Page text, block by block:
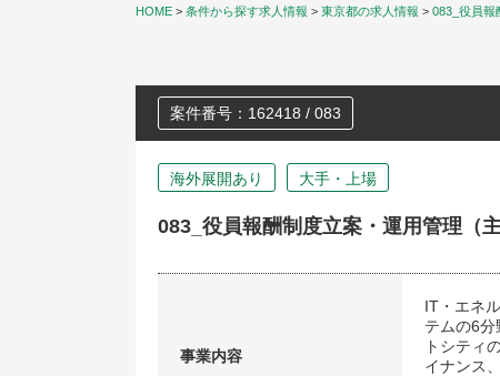
HOME > 条件から探す求人情報 > 東京都の求人情報 > 083_役員報
案件番号：162418 / 083
海外展開あり 大手・上場
083_役員報酬制度立案・運用管理（主
事業内容
IT・エネ
テムの6
トシティ
イナンス